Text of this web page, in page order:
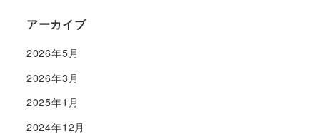
アーカイブ
2026年5月
2026年3月
2025年1月
2024年12月